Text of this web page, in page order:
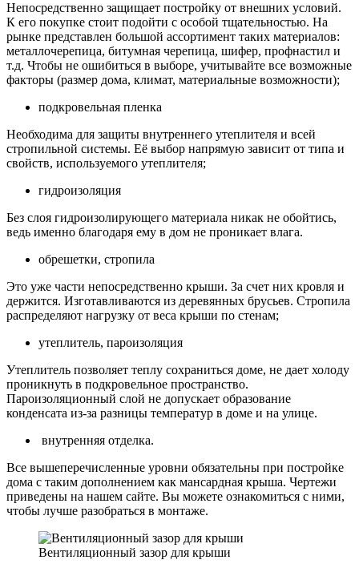
Непосредственно защищает постройку от внешних условий.
К его покупке стоит подойти с особой тщательностью. На
рынке представлен большой ассортимент таких материалов:
металлочерепица, битумная черепица, шифер, профнастил и
т.д. Чтобы не ошибиться в выборе, учитывайте все возможные
факторы (размер дома, климат, материальные возможности);
подкровельная пленка
Необходима для защиты внутреннего утеплителя и всей
стропильной системы. Её выбор напрямую зависит от типа и
свойств, используемого утеплителя;
гидроизоляция
Без слоя гидроизолирующего материала никак не обойтись,
ведь именно благодаря ему в дом не проникает влага.
обрешетки, стропила
Это уже части непосредственно крыши. За счет них кровля и
держится. Изготавливаются из деревянных брусьев. Стропила
распределяют нагрузку от веса крыши по стенам;
утеплитель, пароизоляция
Утеплитель позволяет теплу сохраниться доме, не дает холоду
проникнуть в подкровельное пространство.
Пароизоляционный слой не допускает образование
конденсата из-за разницы температур в доме и на улице.
внутренняя отделка.
Все вышеперечисленные уровни обязательны при постройке
дома с таким дополнением как мансардная крыша. Чертежи
приведены на нашем сайте. Вы можете ознакомиться с ними,
чтобы лучше разобраться в монтаже.
Вентиляционный зазор для крыши